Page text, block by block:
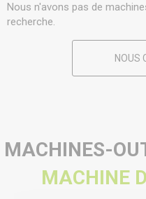
Nous n'avons pas de
recherche.
NOUS
MACHINES-
MACHINE